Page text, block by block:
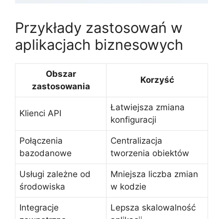
Przykłady zastosowań w
aplikacjach biznesowych
Obszar
zastosowania
Korzyść
Klienci API
Łatwiejsza zmiana
konfiguracji
Połączenia
bazodanowe
Centralizacja
tworzenia obiektów
Usługi zależne od
środowiska
Mniejsza liczba zmian
w kodzie
Integracje
Lepsza skalowalność